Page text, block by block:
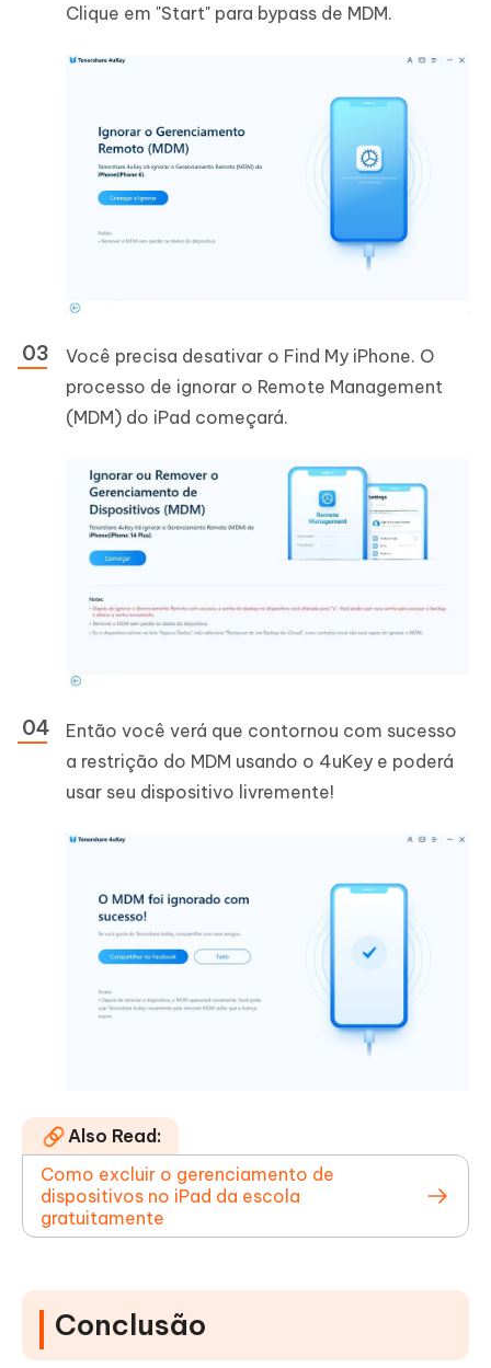
Clique em "Start" para bypass de MDM.
Você precisa desativar o Find My iPhone. O
processo de ignorar o Remote Management
(MDM) do iPad começará.
Então você verá que contornou com sucesso
a restrição do MDM usando o 4uKey e poderá
usar seu dispositivo livremente!
Also Read:
Como excluir o gerenciamento de
dispositivos no iPad da escola
gratuitamente
Conclusão